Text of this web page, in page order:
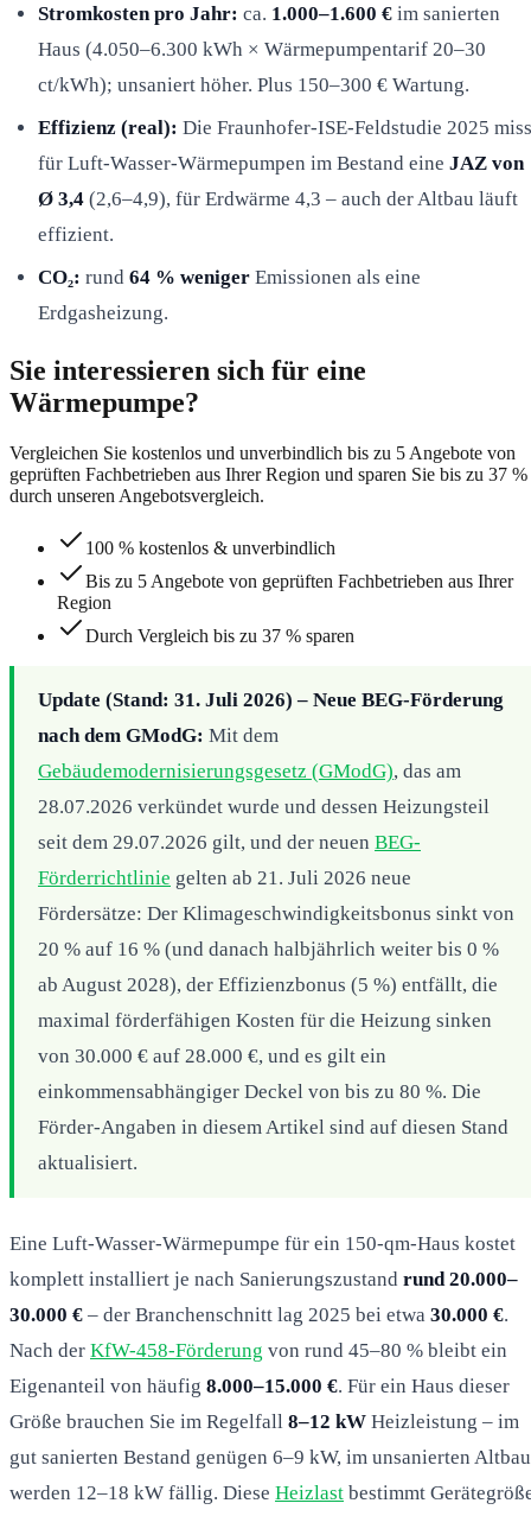
Stromkosten pro Jahr: ca. 1.000–1.600 € im sanierten
Haus (4.050–6.300 kWh × Wärmepumpentarif 20–30
ct/kWh); unsaniert höher. Plus 150–300 € Wartung.
Effizienz (real): Die Fraunhofer-ISE-Feldstudie 2025
für Luft-Wasser-Wärmepumpen im Bestand eine JAZ von
Ø 3,4 (2,6–4,9), für Erdwärme 4,3 – auch der Altbau läuft
effizient.
CO₂: rund 64 % weniger Emissionen als eine
Erdgasheizung.
Sie interessieren sich für eine
Wärmepumpe?
Vergleichen Sie kostenlos und unverbindlich bis zu 5 Angebote von
geprüften Fachbetrieben aus Ihrer Region und sparen Sie bis zu 37 %
durch unseren Angebotsvergleich.
100 % kostenlos & unverbindlich
Bis zu 5 Angebote von geprüften Fachbetrieben aus Ihrer
Region
Durch Vergleich bis zu 37 % sparen
Update (Stand: 31. Juli 2026) – Neue BEG-Förderung
nach dem GModG: Mit dem
Gebäudemodernisierungsgesetz (GModG), das am
28.07.2026 verkündet wurde und dessen Heizungsteil
seit dem 29.07.2026 gilt, und der neuen BEG-
Förderrichtlinie gelten ab 21. Juli 2026 neue
Fördersätze: Der Klimageschwindigkeitsbonus sinkt von
20 % auf 16 % (und danach halbjährlich weiter bis 0 %
ab August 2028), der Effizienzbonus (5 %) entfällt, die
maximal förderfähigen Kosten für die Heizung sinken
von 30.000 € auf 28.000 €, und es gilt ein
einkommensabhängiger Deckel von bis zu 80 %. Die
Förder-Angaben in diesem Artikel sind auf diesen Stand
aktualisiert.
Eine Luft-Wasser-Wärmepumpe für ein 150-qm-Haus kostet
komplett installiert je nach Sanierungszustand rund 20.000–
30.000 € – der Branchenschnitt lag 2025 bei etwa 30.000 €.
Nach der KfW-458-Förderung von rund 45–80 % bleibt ein
Eigenanteil von häufig 8.000–15.000 €. Für ein Haus dieser
Größe brauchen Sie im Regelfall 8–12 kW Heizleistung – im
gut sanierten Bestand genügen 6–9 kW, im unsanierten Altbau
werden 12–18 kW fällig. Diese Heizlast bestimmt